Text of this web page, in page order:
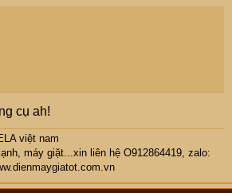
cụ ah!
việt nam
máy giặt...xin liên hệ O912864419, zalo: